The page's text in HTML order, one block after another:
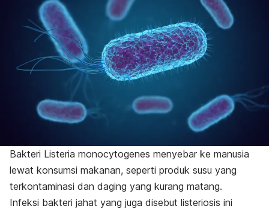
Bakteri Listeria monocytogenes menyebar ke manusia
lewat konsumsi makanan, seperti produk susu yang
terkontaminasi dan daging yang kurang matang.
Infeksi bakteri jahat yang juga disebut listeriosis ini